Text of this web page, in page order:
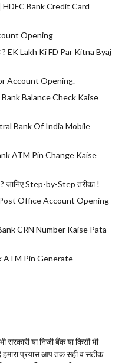
HDFC Bank Credit Card
Opening
? EK Lakh Ki FD Par Kitna Byaj
Account Opening.
Balance Check Kaise
Bank Of India Mobile
ATM Pin Change Kaise
Step-by-Step तरीका !
| Post Office Account Opening
CRN Number Kaise Pata
ATM Pin Generate
या निजी बैंक या किसी भी
हमारा प्रयास आप तक सही व सटीक